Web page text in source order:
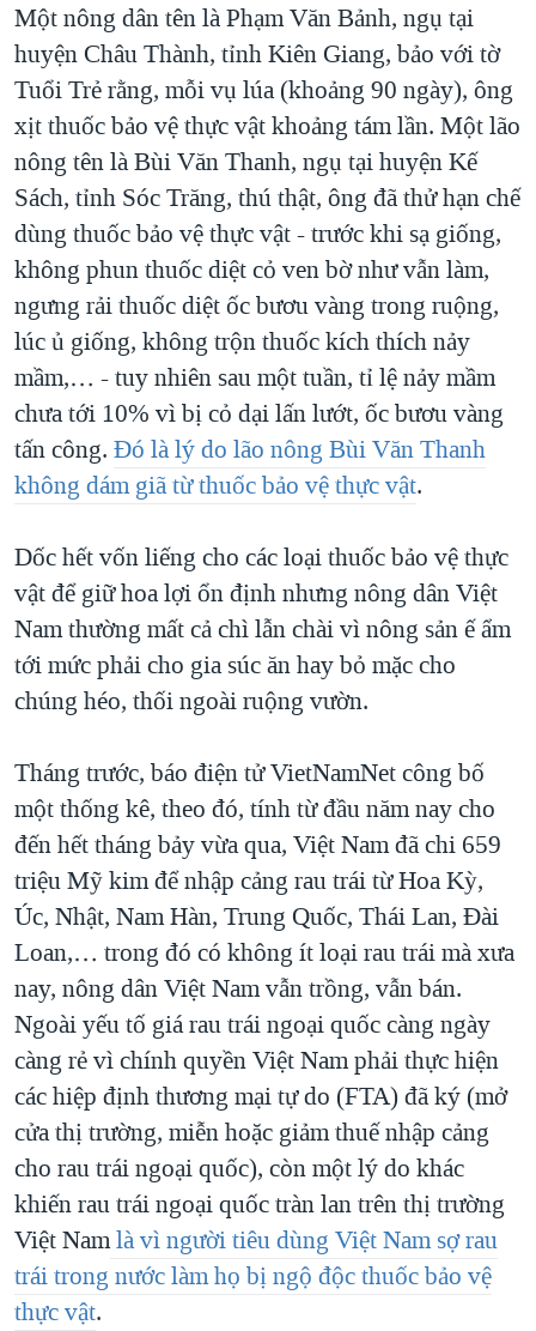
Một nông dân tên là Phạm Văn Bảnh, ngụ tại
huyện Châu Thành, tỉnh Kiên Giang, bảo với tờ
Tuổi Trẻ rằng, mỗi vụ lúa (khoảng 90 ngày), ông
xịt thuốc bảo vệ thực vật khoảng tám lần. Một lão
nông tên là Bùi Văn Thanh, ngụ tại huyện Kế
Sách, tỉnh Sóc Trăng, thú thật, ông đã thử hạn chế
dùng thuốc bảo vệ thực vật - trước khi sạ giống,
không phun thuốc diệt cỏ ven bờ như vẫn làm,
ngưng rải thuốc diệt ốc bươu vàng trong ruộng,
lúc ủ giống, không trộn thuốc kích thích nảy
mầm,… - tuy nhiên sau một tuần, tỉ lệ nảy mầm
chưa tới 10% vì bị cỏ dại lấn lướt, ốc bươu vàng
tấn công. Đó là lý do lão nông Bùi Văn Thanh
không dám giã từ thuốc bảo vệ thực vật.
Dốc hết vốn liếng cho các loại thuốc bảo vệ thực
vật để giữ hoa lợi ổn định nhưng nông dân Việt
Nam thường mất cả chì lẫn chài vì nông sản ế ẩm
tới mức phải cho gia súc ăn hay bỏ mặc cho
chúng héo, thối ngoài ruộng vườn.
Tháng trước, báo điện tử VietNamNet công bố
một thống kê, theo đó, tính từ đầu năm nay cho
đến hết tháng bảy vừa qua, Việt Nam đã chi 659
triệu Mỹ kim để nhập cảng rau trái từ Hoa Kỳ,
Úc, Nhật, Nam Hàn, Trung Quốc, Thái Lan, Đài
Loan,… trong đó có không ít loại rau trái mà xưa
nay, nông dân Việt Nam vẫn trồng, vẫn bán.
Ngoài yếu tố giá rau trái ngoại quốc càng ngày
càng rẻ vì chính quyền Việt Nam phải thực hiện
các hiệp định thương mại tự do (FTA) đã ký (mở
cửa thị trường, miễn hoặc giảm thuế nhập cảng
cho rau trái ngoại quốc), còn một lý do khác
khiến rau trái ngoại quốc tràn lan trên thị trường
Việt Namlà vì người tiêu dùng Việt Nam sợ rau
trái trong nước làm họ bị ngộ độc thuốc bảo vệ
thực vật.